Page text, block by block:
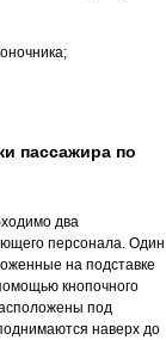
пассажира по
два
персонала. Один
на подставке
кнопочного
под
наверх до